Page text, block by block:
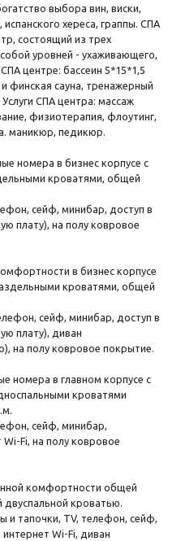
выбора вин, виски,
хереса, граппы. СПА
состоящий из трех
уровней - ухаживающего,
центре: бассеин 5*15*1,5
финская сауна, тренажерный
СПА центра: массаж
физиотерапия, флоутинг,
маникюр, педикюр.
номера в бизнес корпусе с
кроватями, общей
сейф, минибар, доступ в
плату), на полу ковровое
в бизнес корпусе
кроватями, общей
сейф, минибар, доступ в
плату), диван
на полу ковровое покрытие.
номера в главном корпусе с
кроватями
сейф, минибар,
Fi, на полу ковровое
комфортности общей
кроватью.
и тапочки, ТV, телефон, сейф,
Wi-Fi, диван